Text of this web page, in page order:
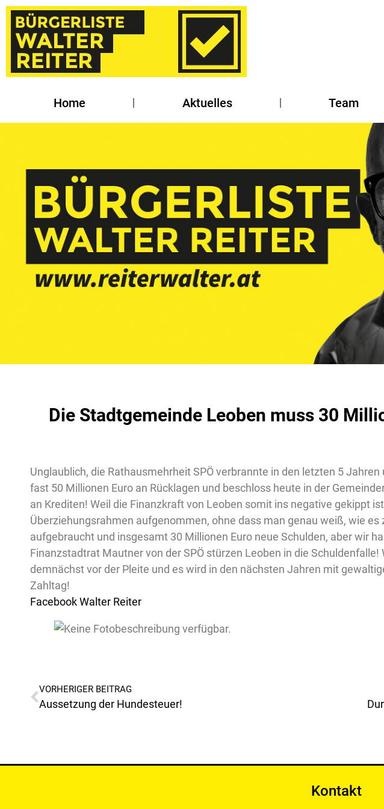
Home Aktuelles Team
Die Stadtgemeinde Leoben muss 30
Unglaublich, die Rathausmehrheit SPÖ verbrannte in den letzten 5
fast 50 Millionen Euro an Rücklagen und beschloss heute in der
an Krediten! Weil die Finanzkraft von Leoben somit ins negative gekippt
Überziehungsrahmen aufgenommen, ohne dass man genau weiß, wie
aufgebraucht und insgesamt 30 Millionen Euro neue Schulden, aber wir
Finanzstadtrat Mautner von der SPÖ stürzen Leoben in die
demnächst vor der Pleite und es wird in den nächsten Jahren mit
Zahltag!
Facebook Walter Reiter
VORHERIGER BEITRAG
Aussetzung der Hundesteuer!
Kontakt